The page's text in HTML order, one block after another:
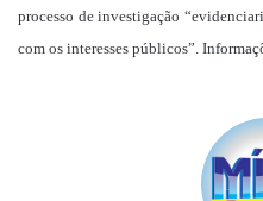
processo de investigação
com os interesses públicos”.